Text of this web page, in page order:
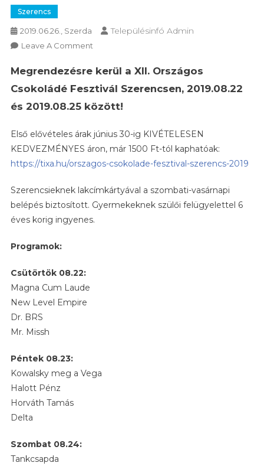
Szerencs
2019.06.26., Szerda Településinfó Admin
Leave A CommentOn
Országos
Csokoládé
Szerencs
Megrendezésre kerül a XII. Országos
Csokoládé Fesztivál Szerencsen, 2019.08.22
és 2019.08.25 között!
Első elővételes árak június 30-ig KIVÉTELESEN
KEDVEZMÉNYES áron, már 1500 Ft-tól kaphatóak:
https://tixa.hu/orszagos-csokolade-fesztival-szerencs-2019
Szerencsieknek lakcímkártyával a szombati-vasárnapi
belépés biztosított. Gyermekeknek szülői felügyelettel 6
éves korig ingyenes.
Programok:
Csütörtök 08.22:
Magna Cum Laude
New Level Empire
Dr. BRS
Mr. Missh
Péntek 08.23:
Kowalsky meg a Vega
Halott Pénz
Horváth Tamás
Delta
Szombat 08.24:
Tankcsapda